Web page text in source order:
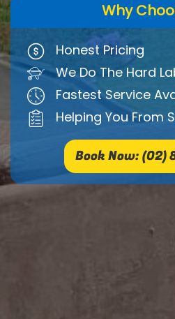
Why
Honest Pricing
We Do The Hard
Fastest Service
Helping You From
Book Now: (02)